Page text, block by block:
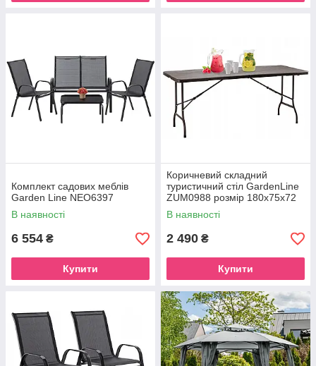
Комплект садових меблів
Garden Line NEO6397
В наявності
6 554 ₴
Купити
Коричневий складний
туристичний стіл GardenLine
ZUM0988 розмір 180x75x72
см
В наявності
2 490 ₴
Купити